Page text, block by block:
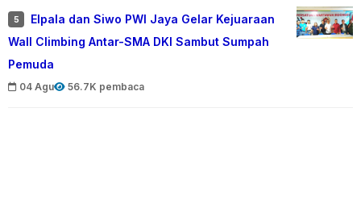
5
Elpala dan Siwo PWI Jaya Gelar Kejuaraan
Wall Climbing Antar-SMA DKI Sambut Sumpah
Pemuda
04 Agu 56.7K pembaca